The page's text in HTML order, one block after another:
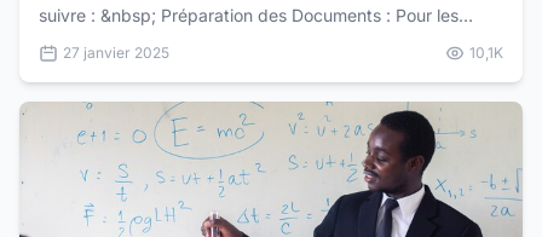
suivre : &nbsp; Préparation des Documents : Pour les
27 janvier 2025 10,1K